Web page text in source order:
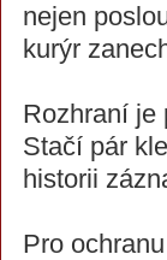
nejen
kurýr
Rozhraní je
Stačí pár
historii
Pro